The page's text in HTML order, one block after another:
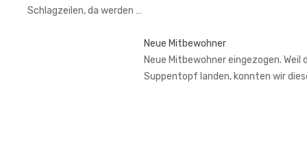
Schlagzeilen, da werden …
Neue Mitbewohner
Neue Mitbewohner eingezogen.
Suppentopf landen, konnten wir